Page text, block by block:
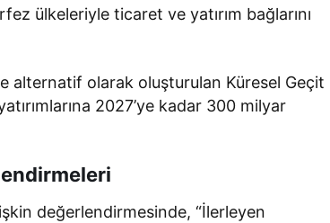
ülkeleriyle ticaret ve yatırım bağlarını
alternatif olarak oluşturulan Küresel Geçit
2027’ye kadar 300 milyar
değerlendirmesinde, “İlerleyen